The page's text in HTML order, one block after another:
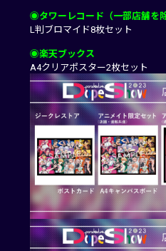
◉タワーレコード（一部店舗を除
L判ブロマイド8枚セット
◉楽天ブックス
A4クリアポスター2枚セット